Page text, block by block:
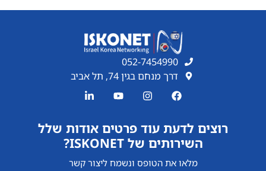
052-7454990
דרך מנחם בגין 74, תל אביב
רוצים לדעת עוד פרטים אודות שלל
השירותים של ISKONET?
מלאו את הטופס ונשמח ליצור קשר